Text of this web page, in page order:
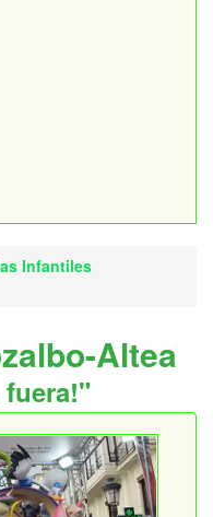
Infantiles
Altea